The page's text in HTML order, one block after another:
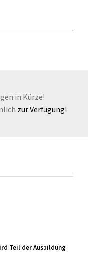
in Kürze!
zur Verfügung!
Teil der Ausbildung